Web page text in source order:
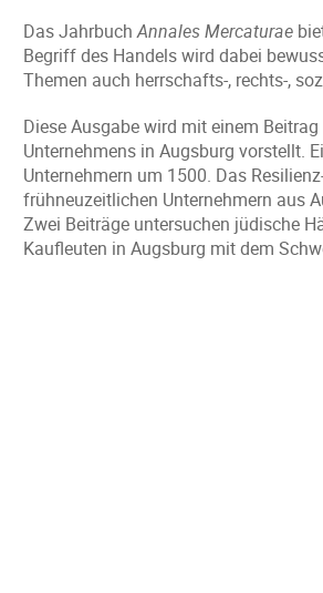
Das JahrbuchAnnales Mercaturae
Begriff des Handels wird dabei
Themen auch herrschafts-, rechts-,
Diese Ausgabe wird mit einem
Unternehmens in Augsburg vorstellt.
Unternehmern um 1500. Das
frühneuzeitlichen Unternehmern aus
Zwei Beiträge untersuchen jüdische
Kaufleuten in Augsburg mit dem